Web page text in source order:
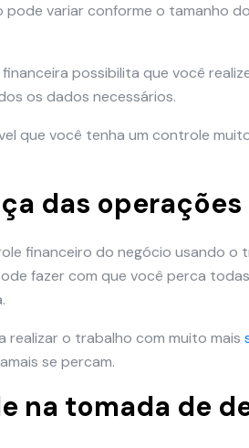
pode variar conforme o tamanho
possibilita que você
os dados necessários.
que você tenha um controle
das
financeiro do negócio usando o
fazer com que você perca
realizar o trabalho com muito mais
se percam.
na tomada de